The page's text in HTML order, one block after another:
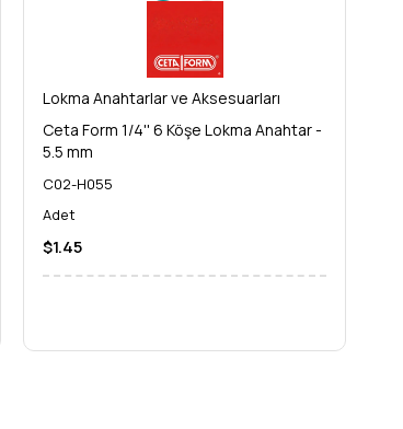
sahip olun. Şimdi sipariş verin, işlerinizi
Lokma Anahtarlar ve Aksesuarları
Ceta Form 1/4'' 6 Köşe Lokma Anahtar -
5.5 mm
C02-H055
Adet
$1.45